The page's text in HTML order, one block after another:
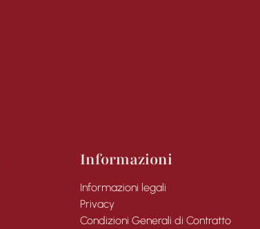
Informazioni
Informazioni legali
Privacy
Condizioni Generali di Contratto